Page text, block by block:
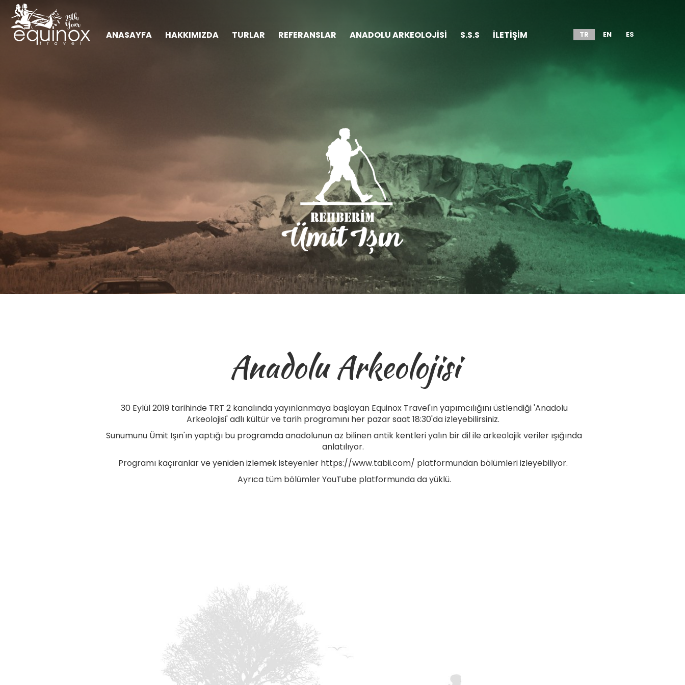
ANASAYFA HAKKIMIZDA TURLAR REFERANSLAR ANADOLU ARKEOLOJİSİ S.S.S İLETİŞİM TR EN ES
Anadolu Arkeolojisi
30 Eylül 2019 tarihinde TRT 2 kanalında yayınlanmaya başlayan Equinox Travel'ın yapımcılığını üstlendiği 'Anadolu
Arkeolojisi' adlı kültür ve tarih programını her pazar saat 18:30'da izleyebilirsiniz.
Sunumunu Ümit Işın'ın yaptığı bu programda anadolunun az bilinen antik kentleri yalın bir dil ile arkeolojik veriler ışığında
anlatılıyor.
Programı kaçıranlar ve yeniden izlemek isteyenler https://www.tabii.com/ platformundan bölümleri izleyebiliyor.
Ayrıca tüm bölümler YouTube platformunda da yüklü.